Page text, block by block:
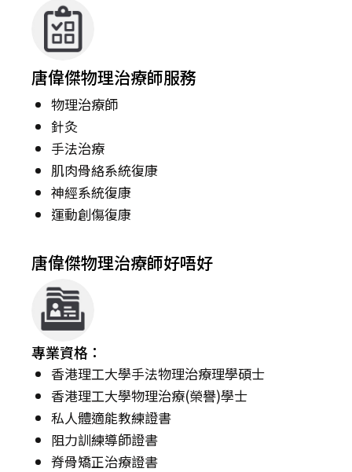
唐偉傑物理治療師服務
物理治療師
針灸
手法治療
肌肉骨絡系統復康
神經系統復康
運動創傷復康
唐偉傑物理治療師好唔好
專業資格：
香港理工大學手法物理治療理學碩士
香港理工大學物理治療(榮譽)學士
私人體適能教練證書
阻力訓練導師證書
脊骨矯正治療證書